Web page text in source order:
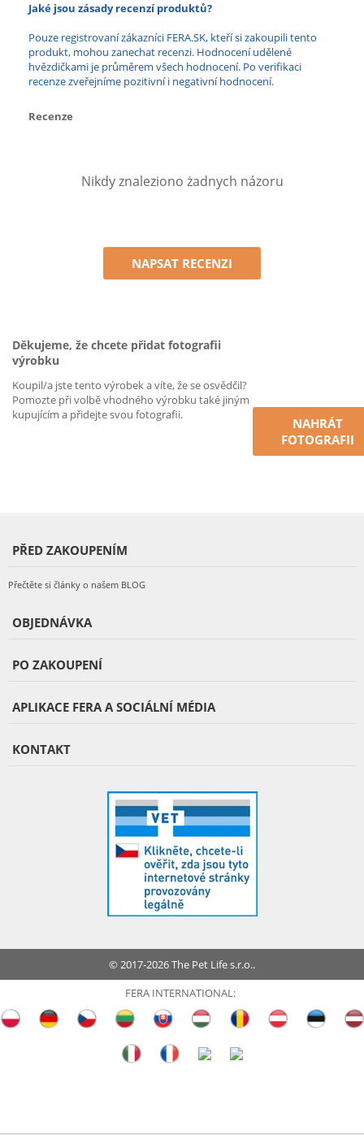
Jaké jsou zásady recenzí produktů?
Pouze registrovaní zákazníci FERA.SK, kteří si zakoupili tento
produkt, mohou zanechat recenzi. Hodnocení udělené
hvězdičkami je průměrem všech hodnocení. Po verifikaci
recenze zveřejníme pozitivní i negativní hodnocení.
Recenze
Nikdy znaleziono żadnych názoru
NAPSAT RECENZI
Děkujeme, že chcete přidat fotografii
výrobku
Koupil/a jste tento výrobek a víte, že se osvědčil?
Pomozte při volbě vhodného výrobku také jiným
kupujícím a přidejte svou fotografii.
NAHRÁT
FOTOGRAFII
PŘED ZAKOUPENÍM
Přečtěte si články o našem BLOG
OBJEDNÁVKA
PO ZAKOUPENÍ
APLIKACE FERA A SOCIÁLNÍ MÉDIA
KONTAKT
© 2017-2026 The Pet Life s.r.o..
FERA INTERNATIONAL: